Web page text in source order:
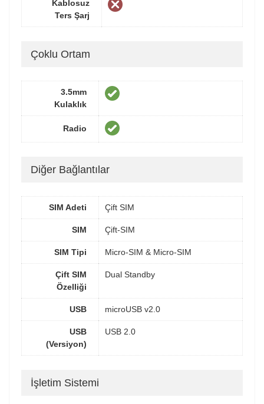
Kablosuz
Ters Şarj
Çoklu Ortam
3.5mm
Kulaklık
Radio
Diğer Bağlantılar
SIM Adeti Çift SIM
SIM Çift-SIM
SIM Tipi Micro-SIM & Micro-SIM
Çift SIM
Özelliği
Dual Standby
USB microUSB v2.0
USB
(Versiyon)
USB 2.0
İşletim Sistemi